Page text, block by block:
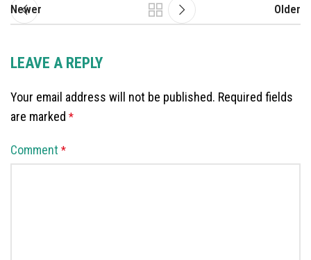
Newer Older
LEAVE A REPLY
Your email address will not be published. Required fields
are marked *
Comment *